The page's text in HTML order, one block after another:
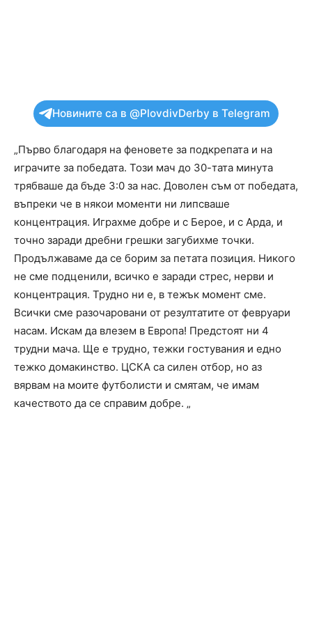
Новините са в @PlovdivDerby в Telegram
„Първо благодаря на феновете за подкрепата и на
играчите за победата. Този мач до 30-тата минута
трябваше да бъде 3:0 за нас. Доволен съм от победата,
въпреки че в някои моменти ни липсваше
концентрация. Играхме добре и с Берое, и с Арда, и
точно заради дребни грешки загубихме точки.
Продължаваме да се борим за петата позиция. Никого
не сме подценили, всичко е заради стрес, нерви и
концентрация. Трудно ни е, в тежък момент сме.
Всички сме разочаровани от резултатите от февруари
насам. Искам да влезем в Европа! Предстоят ни 4
трудни мача. Ще е трудно, тежки гостувания и едно
тежко домакинство. ЦСКА са силен отбор, но аз
вярвам на моите футболисти и смятам, че имам
качеството да се справим добре. „